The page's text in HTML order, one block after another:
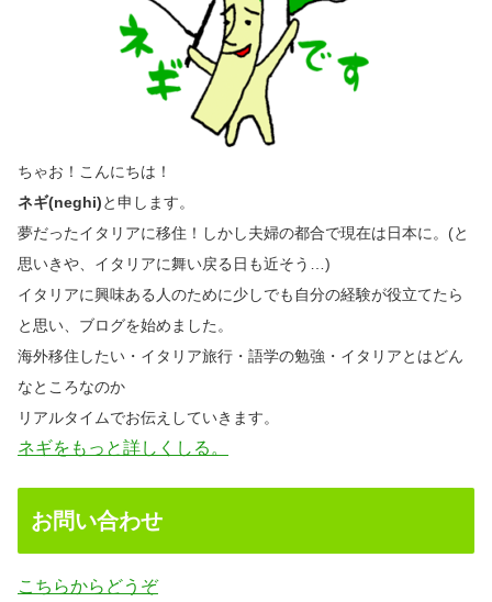
ちゃお！こんにちは！
ネギ(neghi)と申します。
夢だったイタリアに移住！しかし夫婦の都合で現在は日本に。(と
思いきや、イタリアに舞い戻る日も近そう…)
イタリアに興味ある人のために少しでも自分の経験が役立てたら
と思い、ブログを始めました。
海外移住したい・イタリア旅行・語学の勉強・イタリアとはどん
なところなのか
リアルタイムでお伝えしていきます。
ネギをもっと詳しくしる。
お問い合わせ
こちらからどうぞ